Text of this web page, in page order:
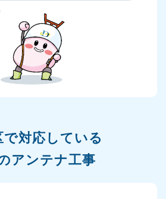
で対応している
アンテナ工事